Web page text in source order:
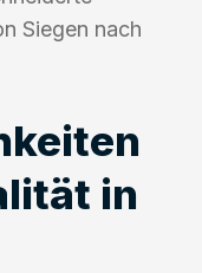
Siegen nach
in